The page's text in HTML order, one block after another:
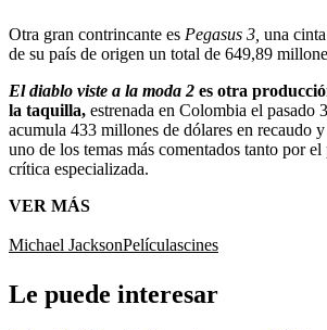
Otra gran contrincante es Pegasus 3, una
de su país de origen un total de 649,89
El diablo viste a la moda 2 es otra
la taquilla, estrenada en Colombia el pasado
acumula 433 millones de dólares en recaudo
uno de los temas más comentados tanto por
crítica especializada.
VER MÁS
Michael JacksonPelículascines
Le puede interesar